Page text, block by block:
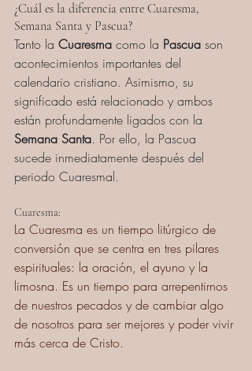
¿Cuál es la diferencia entre Cuaresma,
Semana Santa y Pascua?
Tanto la Cuaresma como la Pascua son
acontecimientos importantes del
calendario cristiano. Asimismo, su
significado está relacionado y ambos
están profundamente ligados con la
Semana Santa. Por ello, la Pascua
sucede inmediatamente después del
periodo Cuaresmal.
Cuaresma:
La Cuaresma es un tiempo litúrgico de
conversión que se centra en tres pilares
espirituales: la oración, el ayuno y la
limosna. Es un tiempo para arrepentirnos
de nuestros pecados y de cambiar algo
de nosotros para ser mejores y poder vivir
más cerca de Cristo.